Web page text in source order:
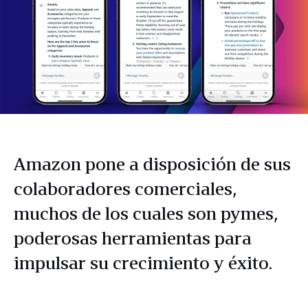
Amazon pone a disposición de sus
colaboradores comerciales,
muchos de los cuales son pymes,
poderosas herramientas para
impulsar su crecimiento y éxito.